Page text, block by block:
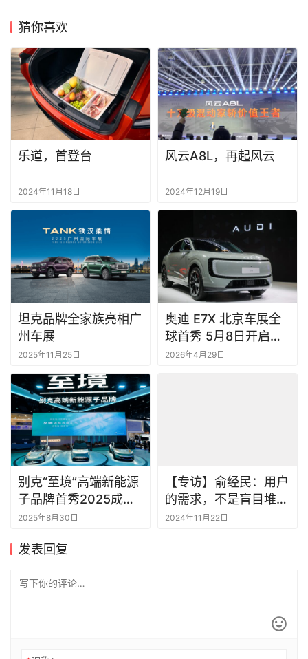
猜你喜欢
乐道，首登台
2024年11月18日
风云A8L，再起风云
2024年12月19日
坦克品牌全家族亮相广
州车展
2025年11月25日
奥迪 E7X 北京车展全
球首秀 5月8日开启预
售
2026年4月29日
别克“至境”高端新能源
子品牌首秀2025成都
车展
2025年8月30日
【专访】俞经民：用户
的需求，不是盲目堆料
就能实现的
2024年11月22日
发表回复